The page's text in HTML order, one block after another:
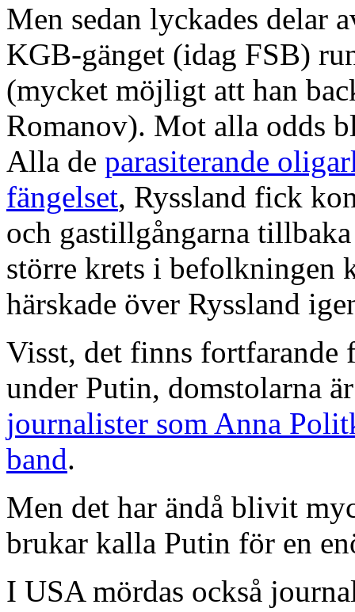
Men sedan lyckades delar
KGB-gänget (idag FSB)
(mycket möjligt att han
Romanov). Mot alla odds
Alla de parasiterande
fängelset, Ryssland fick
och gastillgångarna
större krets i befolkningen
härskade över Ryssland
Visst, det finns
under Putin, domstolarna
journalister som Anna
band.
Men det har ändå blivit
brukar kalla Putin för en
I USA mördas också